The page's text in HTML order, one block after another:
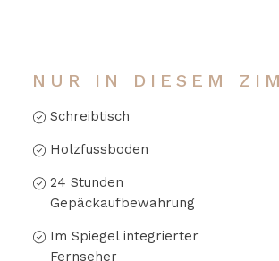
NUR IN DIESEM
Schreibtisch
Holzfussboden
24 Stunden
Gepäckaufbewahrung
Im Spiegel integrierter
Fernseher